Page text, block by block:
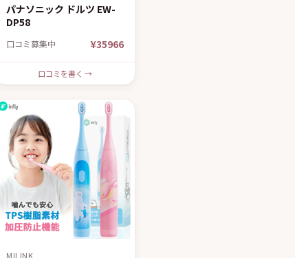
パナソニック ドルツ EW-
DP58
口コミ募集中 ¥35966
口コミを書く →
MILINK